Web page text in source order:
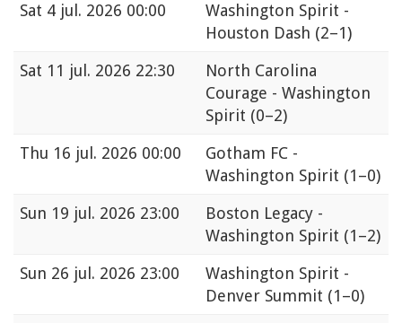
Sat 4 jul. 2026 00:00
Washington Spirit -
Houston Dash (2–1)
Sat 11 jul. 2026 22:30
North Carolina
Courage - Washington
Spirit (0–2)
Thu 16 jul. 2026 00:00
Gotham FC -
Washington Spirit (1–0)
Sun 19 jul. 2026 23:00
Boston Legacy -
Washington Spirit (1–2)
Sun 26 jul. 2026 23:00
Washington Spirit -
Denver Summit (1–0)